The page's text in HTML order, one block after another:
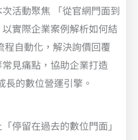
活動聚焦 「從官網門面到
實際企業案例解析如何結
程自動化，解決詢價回覆
見痛點，協助企業打造
長的數位營運引擎。
停留在過去的數位門面」